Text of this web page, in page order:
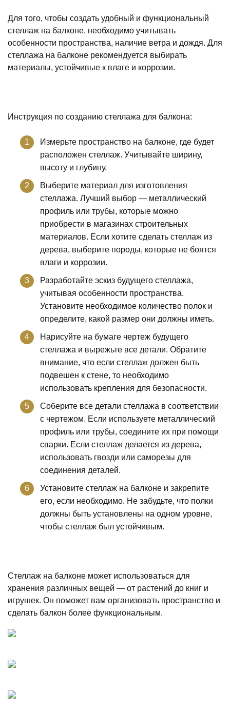
Для того, чтобы создать удобный и функциональный
стеллаж на балконе, необходимо учитывать
особенности пространства, наличие ветра и дождя. Для
стеллажа на балконе рекомендуется выбирать
материалы, устойчивые к влаге и коррозии.
Инструкция по созданию стеллажа для балкона:
Измерьте пространство на балконе, где будет
расположен стеллаж. Учитывайте ширину,
высоту и глубину.
Выберите материал для изготовления
стеллажа. Лучший выбор — металлический
профиль или трубы, которые можно
приобрести в магазинах строительных
материалов. Если хотите сделать стеллаж из
дерева, выберите породы, которые не боятся
влаги и коррозии.
Разработайте эскиз будущего стеллажа,
учитывая особенности пространства.
Установите необходимое количество полок и
определите, какой размер они должны иметь.
Нарисуйте на бумаге чертеж будущего
стеллажа и вырежьте все детали. Обратите
внимание, что если стеллаж должен быть
подвешен к стене, то необходимо
использовать крепления для безопасности.
Соберите все детали стеллажа в соответствии
с чертежом. Если используете металлический
профиль или трубы, соедините их при помощи
сварки. Если стеллаж делается из дерева,
использовать гвозди или саморезы для
соединения деталей.
Установите стеллаж на балконе и закрепите
его, если необходимо. Не забудьте, что полки
должны быть установлены на одном уровне,
чтобы стеллаж был устойчивым.
Стеллаж на балконе может использоваться для
хранения различных вещей — от растений до книг и
игрушек. Он поможет вам организовать пространство и
сделать балкон более функциональным.